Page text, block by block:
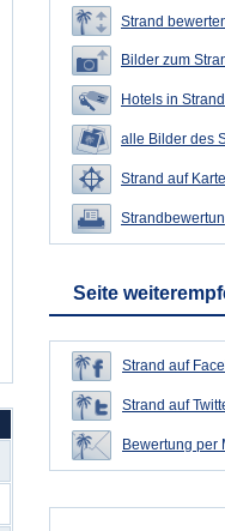
Strand
Bilder zum
Hotels in
alle Bilder des
Strand auf
Seite
Strand auf
Strand auf
Bewertung per